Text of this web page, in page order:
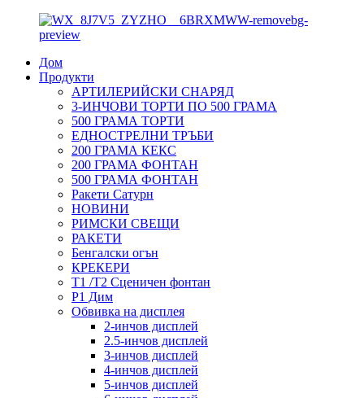
Дом
Продукти
АРТИЛЕРИЙСКИ СНАРЯД
3-ИНЧОВИ ТОРТИ ПО 500 ГРАМА
500 ГРАМА ТОРТИ
ЕДНОСТРЕЛНИ ТРЪБИ
200 ГРАМА КЕКС
200 ГРАМА ФОНТАН
500 ГРАМА ФОНТАН
Ракети Сатурн
НОВИНИ
РИМСКИ СВЕЩИ
РАКЕТИ
Бенгалски огън
КРЕКЕРИ
T1 /T2 Сценичен фонтан
P1 Дим
Обвивка на дисплея
2-инчов дисплей
2.5-инчов дисплей
3-инчов дисплей
4-инчов дисплей
5-инчов дисплей